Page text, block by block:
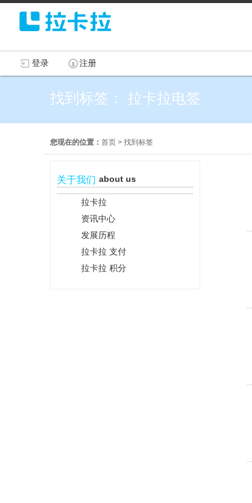
登录 注册
找到标签： 拉卡拉电签
您现在的位置： 首页 > 找到标签
关于我们 about us
拉卡拉
资讯中心
发展历程
拉卡拉 支付
拉卡拉 积分